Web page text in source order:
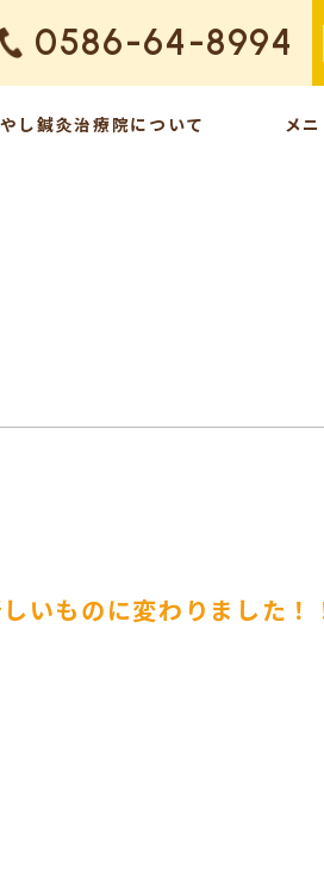
0586-64-8994
し鍼灸治療院について メ
いものに変わりました！